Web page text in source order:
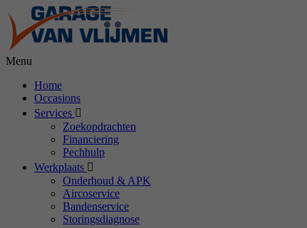
Menu
Home
Occasions
Services
Zoekopdrachten
Financiering
Pechhulp
Werkplaats
Onderhoud & APK
Aircoservice
Bandenservice
Storingsdiagnose